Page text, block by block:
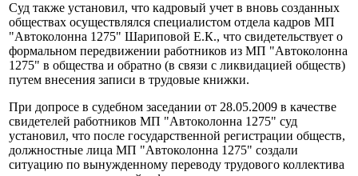
Суд также установил, что кадровый учет в вновь созданных
обществах осуществлялся специалистом отдела кадров МП
"Автоколонна 1275" Шариповой Е.К., что свидетельствует о
формальном передвижении работников из МП "Автоколонна
1275" в общества и обратно (в связи с ликвидацией обществ)
путем внесения записи в трудовые книжки.
При допросе в судебном заседании от 28.05.2009 в качестве
свидетелей работников МП "Автоколонна 1275" суд
установил, что после государственной регистрации обществ,
должностные лица МП "Автоколонна 1275" создали
ситуацию по вынужденному переводу трудового коллектива